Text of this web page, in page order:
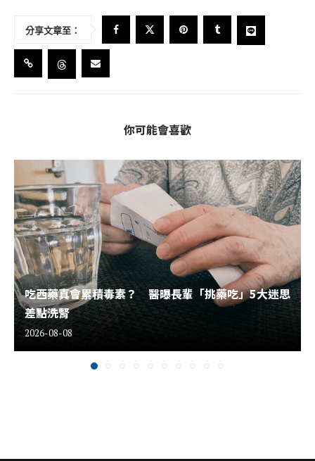
分享文章至：
你可能會喜歡
吃西藥真會累積毒素？ 醫曝長輩「挑藥吃」5大迷思
差點洗腎
2026-08-08